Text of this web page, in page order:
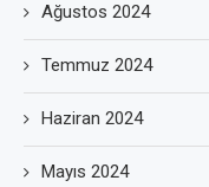
Ağustos 2024
Temmuz 2024
Haziran 2024
Mayıs 2024